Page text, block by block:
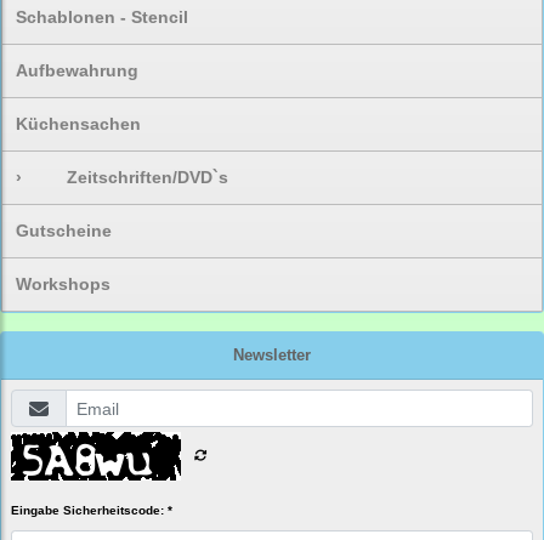
Schablonen - Stencil
Aufbewahrung
Küchensachen
› Zeitschriften/DVD`s
Gutscheine
Workshops
Newsletter
Eingabe Sicherheitscode: *